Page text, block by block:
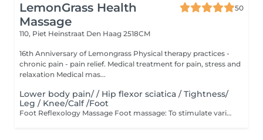
LemonGrass Health
Massage
50
110, Piet Heinstraat Den Haag 2518CM
16th Anniversary of Lemongrass Physical therapy practices -
chronic pain - pain relief. Medical treatment for pain, stress and
relaxation Medical mas...
Lower body pain/ / Hip flexor sciatica / Tightness/
Leg / Knee/Calf /Foot
Foot Reflexology Massage Foot massage: To stimulate various organs in the body, massage the feet. And the back of the feet, internally and externally, etc.benefits of foot massage help promote health by stimulating blood circulation, lymph, and immune system Helps prevent diseases such as constipation, headache, leg pain, foot pain, etc., and helps detoxify and eliminate waste. Helps to balance the functions of the body It has a positive effect on mental health, which is to reduce stress and induce deep relaxation.